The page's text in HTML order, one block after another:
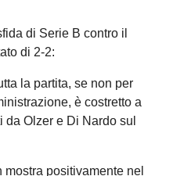
di Serie B contro il
di 2-2:
la partita, se non per
è costretto a
Olzer e Di Nardo sul
mostra positivamente nel